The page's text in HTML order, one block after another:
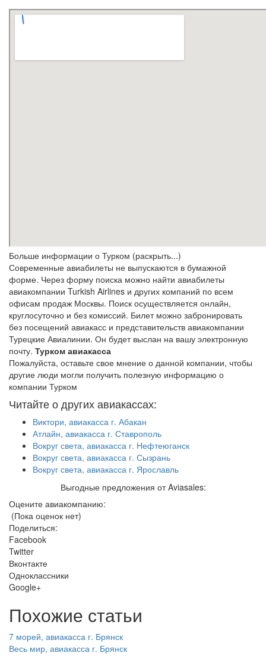
Больше информации о Турком (раскрыть...)
Современные авиабилеты не выпускаются в бумажной
форме. Через форму поиска можно найти авиабилеты
авиакомпании Turkish Airlines и других компаний по всем
офисам продаж Москвы. Поиск осуществляется онлайн,
круглосуточно и без комиссий. Билет можно забронировать
без посещений авиакасс и представительств авиакомпании
Турецкие Авиалинии. Он будет выслан на вашу электронную
почту. Турком авиакасса
Пожалуйста, оставьте свое мнение о данной компании, чтобы
другие люди могли получить полезную информацию о
компании Турком
Читайте о других авиакассах:
Виктори, авиакасса г. Абакан
Атлайн, авиакасса г. Ставрополь
Вокруг света, авиакасса г. Нефтеюганск
Вокруг света, авиакасса г. Сызрань
Вокруг света, авиакасса г. Ярославль
Выгодные предложения от Aviasales:
Оцените авиакомпанию:
(Пока оценок нет)
Поделиться:
Facebook
Twitter
Вконтакте
Одноклассники
Google+
Похожие статьи
7 морей, авиакасса г. Брянск
Весь мир, авиакасса г. Брянск